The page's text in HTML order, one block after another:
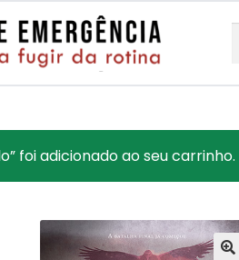
foi adicionado ao seu carrinho.